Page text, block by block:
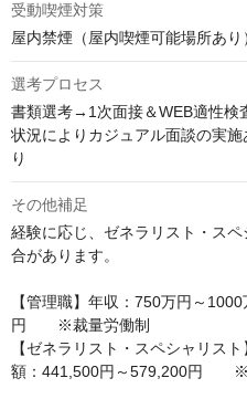
受動喫煙対策
屋内禁煙（屋内喫煙可能場所あり
選考プロセス
書類選考→1次面接＆WEB適性
状況によりカジュアル面談の実
り
その他補足
経験に応じ、ゼネラリスト・ス
合があります。
【管理職】年収：750万円～
円　　※裁量労働制
【ゼネラリスト・スペシャリス
額：441,500円～579,200円　　